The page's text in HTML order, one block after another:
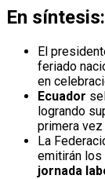
En síntesis:
El
feriado
en
Ecuador
logrando
primera vez
La
emitirán los
jornada